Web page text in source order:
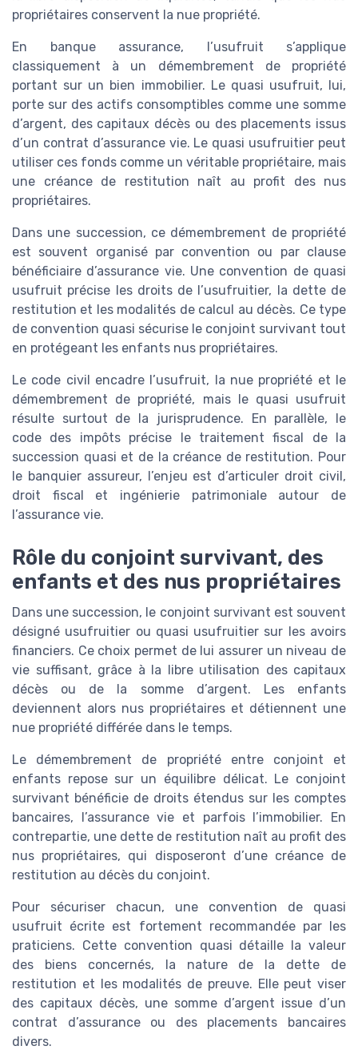
propriétaires conservent la nue propriété.
En banque assurance, l’usufruit s’applique
classiquement à un démembrement de propriété
portant sur un bien immobilier. Le quasi usufruit, lui,
porte sur des actifs consomptibles comme une somme
d’argent, des capitaux décès ou des placements issus
d’un contrat d’assurance vie. Le quasi usufruitier peut
utiliser ces fonds comme un véritable propriétaire, mais
une créance de restitution naît au profit des nus
propriétaires.
Dans une succession, ce démembrement de propriété
est souvent organisé par convention ou par clause
bénéficiaire d’assurance vie. Une convention de quasi
usufruit précise les droits de l’usufruitier, la dette de
restitution et les modalités de calcul au décès. Ce type
de convention quasi sécurise le conjoint survivant tout
en protégeant les enfants nus propriétaires.
Le code civil encadre l’usufruit, la nue propriété et le
démembrement de propriété, mais le quasi usufruit
résulte surtout de la jurisprudence. En parallèle, le
code des impôts précise le traitement fiscal de la
succession quasi et de la créance de restitution. Pour
le banquier assureur, l’enjeu est d’articuler droit civil,
droit fiscal et ingénierie patrimoniale autour de
l’assurance vie.
Rôle du conjoint survivant, des
enfants et des nus propriétaires
Dans une succession, le conjoint survivant est souvent
désigné usufruitier ou quasi usufruitier sur les avoirs
financiers. Ce choix permet de lui assurer un niveau de
vie suffisant, grâce à la libre utilisation des capitaux
décès ou de la somme d’argent. Les enfants
deviennent alors nus propriétaires et détiennent une
nue propriété différée dans le temps.
Le démembrement de propriété entre conjoint et
enfants repose sur un équilibre délicat. Le conjoint
survivant bénéficie de droits étendus sur les comptes
bancaires, l’assurance vie et parfois l’immobilier. En
contrepartie, une dette de restitution naît au profit des
nus propriétaires, qui disposeront d’une créance de
restitution au décès du conjoint.
Pour sécuriser chacun, une convention de quasi
usufruit écrite est fortement recommandée par les
praticiens. Cette convention quasi détaille la valeur
des biens concernés, la nature de la dette de
restitution et les modalités de preuve. Elle peut viser
des capitaux décès, une somme d’argent issue d’un
contrat d’assurance ou des placements bancaires
divers.